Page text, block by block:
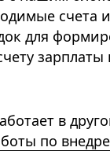
счета
для
зарплаты
в
по